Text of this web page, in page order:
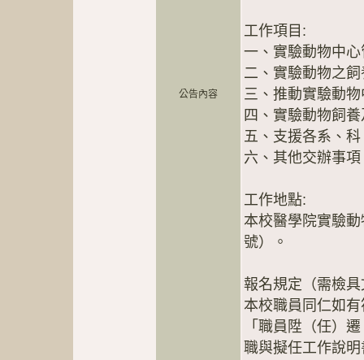
公告內容
工作項目:
一、實驗動物中
二、實驗動物之
三、推動實驗動
四、實驗動物飼
五、支援各系、
六、其他交辦事項
工作地點:
本校醫學院實驗
號）。
報名規定（需檢
本校職員同仁如
「職員陞（任）
職與擬任工作說